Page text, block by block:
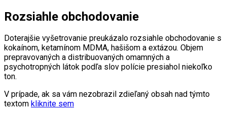
Rozsiahle obchodovanie
Doterajšie vyšetrovanie preukázalo rozsiahle obchodovanie s
kokaínom, ketamínom MDMA, hašišom a extázou. Objem
prepravovaných a distribuovaných omamných a
psychotropných látok podľa slov polície presiahol niekoľko
ton.
V prípade, ak sa vám nezobrazil zdieľaný obsah nad týmto
textom kliknite sem